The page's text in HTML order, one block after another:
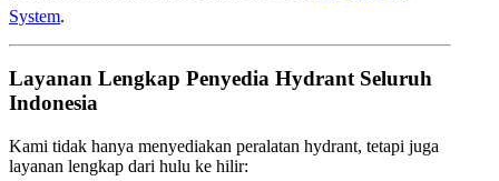
System.
Layanan Lengkap Penyedia Hydrant Seluruh
Indonesia
Kami tidak hanya menyediakan peralatan hydrant, tetapi juga
layanan lengkap dari hulu ke hilir: